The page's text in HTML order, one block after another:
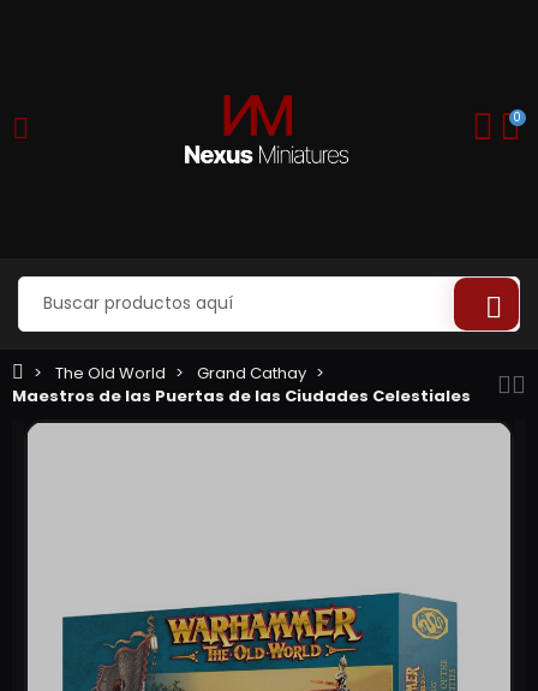
0
The Old World
Grand Cathay
Maestros de las Puertas de las Ciudades Celestiales